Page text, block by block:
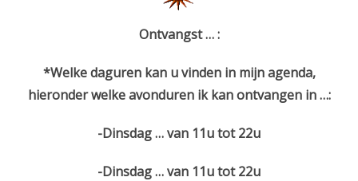
Ontvangst … :
*Welke daguren kan u vinden in mijn agenda,
hieronder welke avonduren ik kan ontvangen in …:
-Dinsdag … van 11u tot 22u
-Dinsdag … van 11u tot 22u